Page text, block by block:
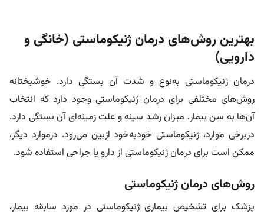
بهترین روش‌های درمان ژنیکوماستی (خانگی و
دارویی)
درمان ژنیکوماستی به‌نوع و شدت آن بستگی دارد. خوشبختانه
روش‌های مختلفی برای درمان ژنیکوماستی وجود دارد که انتخاب
آن‌ها به سن بیمار، میزان رشد سینه و علت زمینه‌ای آن بستگی دارد.
دربرخی موارد، ژنیکوماستی خودبه‌خود ازبین می‌رود. درموارد دیگر،
ممکن است برای درمان ژنیکوماستی از دارو یا جراحی استفاده شود.
روش‌های درمان ژنیکوماستی
پزشک برای تشخیص بیماری ژنیکوماستی در مورد سابقه بیمار،